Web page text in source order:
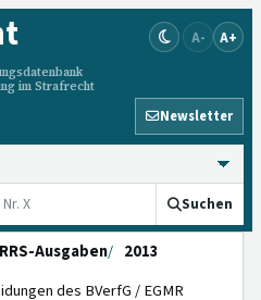
im Strafrecht
A- A+
Newsletter
Suchen
Ausgaben
2013
des BVerfG / EGMR